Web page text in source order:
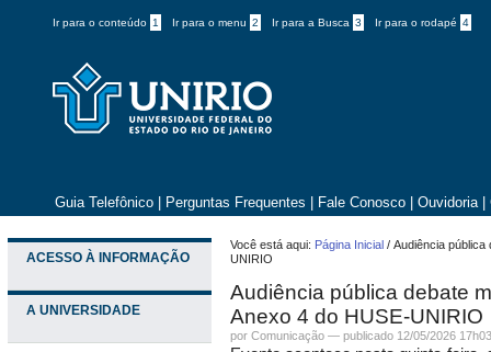
Ir para o conteúdo 1 Ir para o menu 2 Ir para a Busca 3 Ir para o rodapé 4
Guia Telefônico Perguntas Frequentes Fale Conosco Ouvidoria
ACESSO À INFORMAÇÃO
A UNIVERSIDADE
Você está aqui: Página Inicial /Audiência pública
UNIRIO
Audiência pública debate
Anexo 4 do HUSE-UNIRIO
porComunicação —publicado 12/05/2026